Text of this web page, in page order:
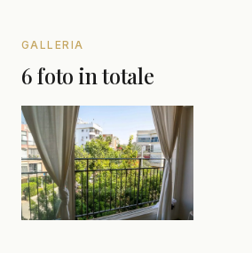
GALLERIA
6 foto in totale